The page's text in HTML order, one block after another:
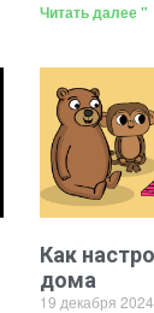
Читать далее "
Как
дома
19 декабря 2024